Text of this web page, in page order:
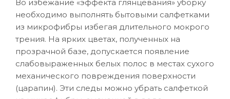
Во избежание «эффекта глянцевания» уборку
необходимо выполнять бытовыми салфетками
из микрофибры избегая длительного мокрого
трения. На ярких цветах, полученных на
прозрачной базе, допускается появление
слабовыраженных белых полос в местах сухого
механического повреждения поверхности
(царапин). Эти следы можно убрать салфеткой